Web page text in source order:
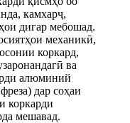
камхарҷ,
дигар мебошад.
механикӣ,
коркард,
ва
алюминий
дар соҳаи
коркарди
мешавад.